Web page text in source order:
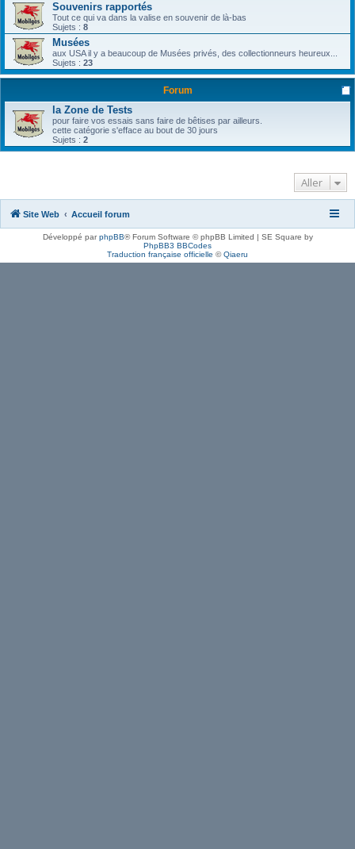
Souvenirs rapportés
Tout ce qui va dans la valise en souvenir de là-bas
Sujets : 8
Musées
aux USA il y a beaucoup de Musées privés, des collectionneurs heureux...
Sujets : 23
Forum
la Zone de Tests
pour faire vos essais sans faire de bêtises par ailleurs.
cette catégorie s'efface au bout de 30 jours
Sujets : 2
Aller
Site Web Accueil forum
Développé parphpBB® Forum Software © phpBB Limited | SE Square by
PhpBB3 BBCodes
Traduction française officielle ©Qiaeru